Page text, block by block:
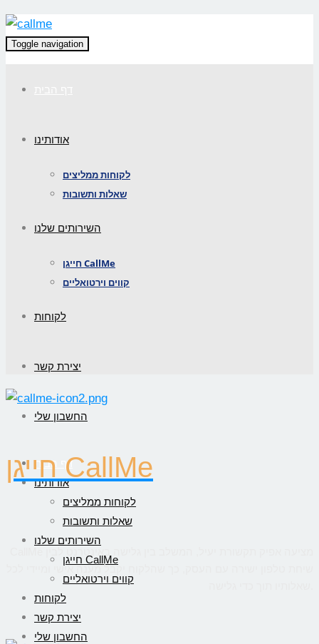
Toggle navigation
אודותינו
לקוחות ממליצים
שאלות ותשובות
השירותים שלנו
חייגן CallMe
קווים וירטואליים
לקוחות
יצירת קשר
החשבון שלי
דף הבית
אודותינו
לקוחות ממליצים
שאלות ותשובות
השירותים שלנו
חייגן CallMe
קווים וירטואליים
לקוחות
יצירת קשר
החשבון שלי
חייגן CallMe
שיחת טלפון ישירה עם העסק, כך שהלקוח יקבל מענה אישי ומיידי לכל